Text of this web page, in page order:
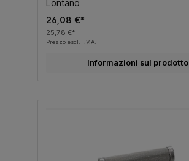
Lontano
26,08 €*
25,78 €*
Prezzo escl. I.V.A.
Informazioni sul prodotto